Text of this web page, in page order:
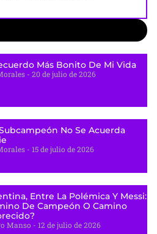
Más Bonito De Mi Vida
20 de julio de 2026
No Se Acuerda
15 de julio de 2026
Entre La Polémica Y Messi:
De Campeón O Camino
Manso 12 de julio de 2026